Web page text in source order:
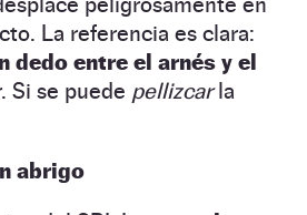
La referencia es clara:
dedo entre el arnés y el
Si se puede pellizcarla
abrigo